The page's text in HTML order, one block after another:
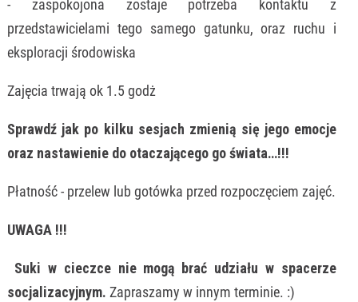
- zaspokojona zostaje potrzeba kontaktu z
przedstawicielami tego samego gatunku, oraz ruchu i
eksploracji środowiska
Zajęcia trwają ok 1.5 godż
Sprawdź jak po kilku sesjach zmienią się jego emocje
oraz nastawienie do otaczającego go świata…!!!
Płatność - przelew lub gotówka przed rozpoczęciem zajęć.
UWAGA !!!
Suki w cieczce nie mogą brać udziału w spacerze
socjalizacyjnym. Zapraszamy w innym terminie. :)